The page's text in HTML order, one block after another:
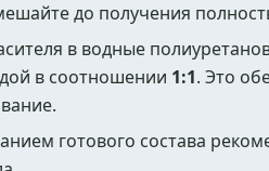
до получения
в водные
в соотношении 1:1. Это
готового состава